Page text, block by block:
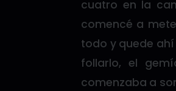
cuatro en la
comencé a
todo y quede
follarlo, el
comenzaba a